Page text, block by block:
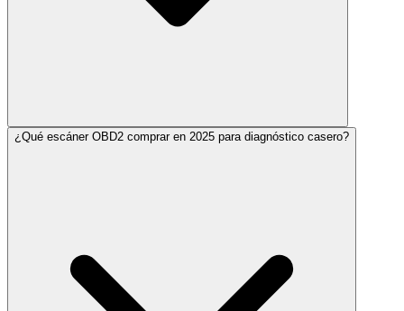
¿Qué escáner OBD2 comprar en 2025 para diagnóstico casero?